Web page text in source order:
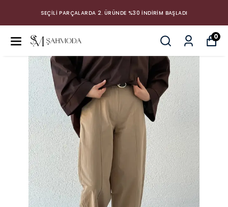
SEÇİLİ PARÇALARDA 2. ÜRÜNDE %30 İNDİRİM BAŞLADI
0